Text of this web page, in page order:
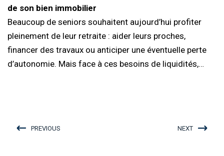
de son bien immobilier
Beaucoup de seniors souhaitent aujourd’hui profiter
pleinement de leur retraite : aider leurs proches,
financer des travaux ou anticiper une éventuelle perte
d’autonomie. Mais face à ces besoins de liquidités,…
PREVIOUS NEXT